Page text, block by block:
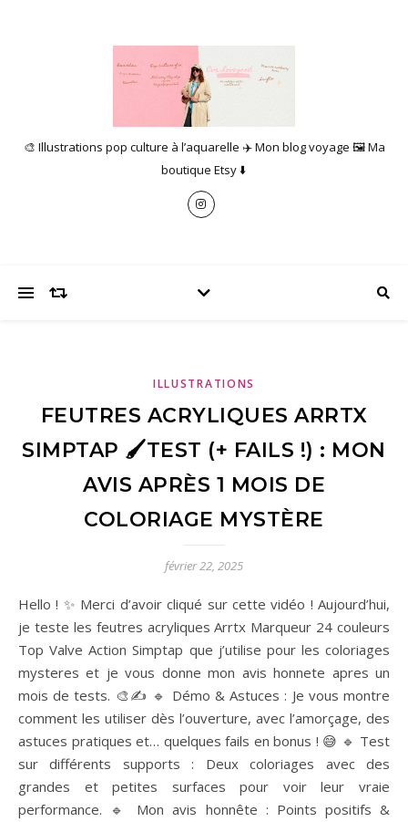
🎨 Illustrations pop culture à l’aquarelle ✈️ Mon blog voyage 🖼️ Ma
boutique Etsy ⬇️
ILLUSTRATIONS
FEUTRES ACRYLIQUES ARRTX
SIMPTAP 🖌️TEST (+ FAILS !) : MON
AVIS APRÈS 1 MOIS DE
COLORIAGE MYSTÈRE
février 22, 2025
Hello ! ✨ Merci d’avoir cliqué sur cette vidéo ! Aujourd’hui,
je teste les feutres acryliques Arrtx Marqueur 24 couleurs
Top Valve Action Simptap que j’utilise pour les coloriages
mysteres et je vous donne mon avis honnete apres un
mois de tests. 🎨✍️ 🔹 Démo & Astuces : Je vous montre
comment les utiliser dès l’ouverture, avec l’amorçage, des
astuces pratiques et… quelques fails en bonus ! 😅 🔹 Test
sur différents supports : Deux coloriages avec des
grandes et petites surfaces pour voir leur vraie
performance. 🔹 Mon avis honnête : Points positifs &